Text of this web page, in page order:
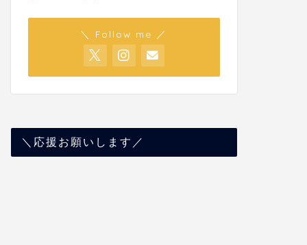
＼ Follow me ／
＼応援お願いします／